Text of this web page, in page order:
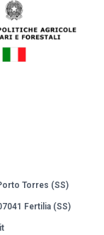
Torres (SS)
Fertilia (SS)